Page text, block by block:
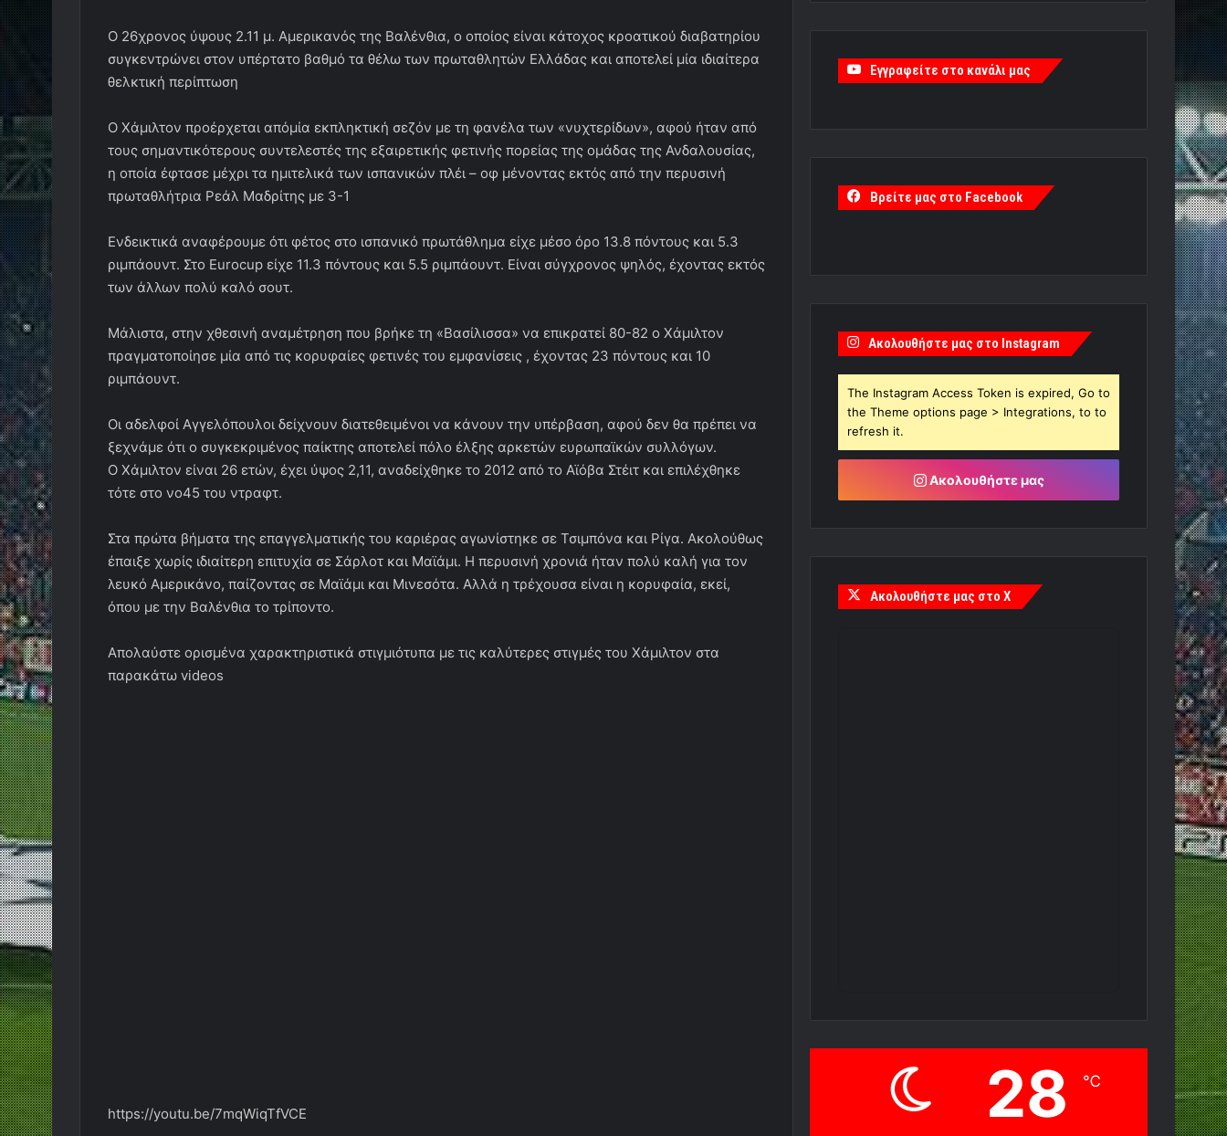
Ο 26χρονος ύψους 2.11 μ. Αμερικανός της Βαλένθια, ο οποίος είναι κάτοχος κροατικού διαβατηρίου
συγκεντρώνει στον υπέρτατο βαθμό τα θέλω των πρωταθλητών Ελλάδας και αποτελεί μία ιδιαίτερα
θελκτική περίπτωση
Ο Χάμιλτον προέρχεται απόμία εκπληκτική σεζόν με τη φανέλα των «νυχτερίδων», αφού ήταν από
τους σημαντικότερους συντελεστές της εξαιρετικής φετινής πορείας της ομάδας της Ανδαλουσίας,
η οποία έφτασε μέχρι τα ημιτελικά των ισπανικών πλέι – οφ μένοντας εκτός από την περυσινή
πρωταθλήτρια Ρεάλ Μαδρίτης με 3-1
Ενδεικτικά αναφέρουμε ότι φέτος στο ισπανικό πρωτάθλημα είχε μέσο όρο 13.8 πόντους και 5.3
ριμπάουντ. Στο Eurocup είχε 11.3 πόντους και 5.5 ριμπάουντ. Είναι σύγχρονος ψηλός, έχοντας εκτός
των άλλων πολύ καλό σουτ.
Μάλιστα, στην χθεσινή αναμέτρηση που βρήκε τη «Βασίλισσα» να επικρατεί 80-82 ο Χάμιλτον
πραγματοποίησε μία από τις κορυφαίες φετινές του εμφανίσεις , έχοντας 23 πόντους και 10
ριμπάουντ.
Οι αδελφοί Αγγελόπουλοι δείχνουν διατεθειμένοι να κάνουν την υπέρβαση, αφού δεν θα πρέπει να
ξεχνάμε ότι ο συγκεκριμένος παίκτης αποτελεί πόλο έλξης αρκετών ευρωπαϊκών συλλόγων.
Ο Χάμιλτον είναι 26 ετών, έχει ύψος 2,11, αναδείχθηκε το 2012 από το Αϊόβα Στέιτ και επιλέχθηκε
τότε στο νο45 του ντραφτ.
Στα πρώτα βήματα της επαγγελματικής του καριέρας αγωνίστηκε σε Τσιμπόνα και Ρίγα. Ακολούθως
έπαιξε χωρίς ιδιαίτερη επιτυχία σε Σάρλοτ και Μαϊάμι. Η περυσινή χρονιά ήταν πολύ καλή για τον
λευκό Αμερικάνο, παίζοντας σε Μαϊάμι και Μινεσότα. Αλλά η τρέχουσα είναι η κορυφαία, εκεί,
όπου με την Βαλένθια το τρίποντο.
Aπολαύστε ορισμένα χαρακτηριστικά στιγμιότυπα με τις καλύτερες στιγμές του Χάμιλτον στα
παρακάτω videos
https://youtu.be/7mqWiqTfVCE
Εγγραφείτε στο κανάλι μας
Βρείτε μας στο Facebook
Ακολουθήστε μας στο Instagram
The Instagram Access Token is expired, Go to
the Theme options page > Integrations, to to
refresh it.
Ακολουθήστε μας
Ακολουθήστε μας στο X
28 ℃